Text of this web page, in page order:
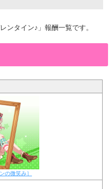
ンタイン♪」報酬一覧です。
の微笑み］